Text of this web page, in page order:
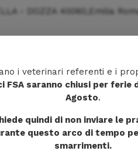
- DOZZA 40060,Emilia
i veterinari referenti e i
FSA saranno chiusi per ferie
Agosto.
quindi di non inviare le
questo arco di tempo
smarrimenti.